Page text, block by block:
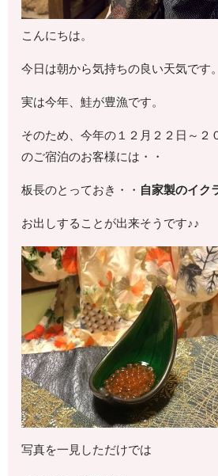
こんにちは。
今日は朝から気持ちの良い天気です。
実は今年、鮭が豊漁です。
そのため、今年の１２月２２日～２
のご宿泊のお客様には・・
板長のとっておき・・ 自家製のイク
お出しすることが出来そうです♪♪
写真を一見しただけでは